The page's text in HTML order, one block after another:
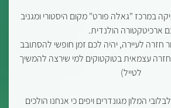
במרכז "גאלה פורט" מקום היסטורי ומגניב
ארכיטקטורה הולנדית.
חזרה לעיירה, יהיה לכם זמן חופשי להסתובב
עצמאית בטוקטוקים למי שירצה להמשיך
לטייל)
לבלובי המלון מגונדרים ויפים כי אנחנו הולכים